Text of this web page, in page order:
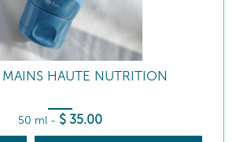
MAINS HAUTE NUTRITION
50 ml - $ 35.00